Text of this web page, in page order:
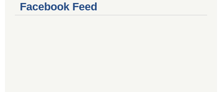
Facebook Feed